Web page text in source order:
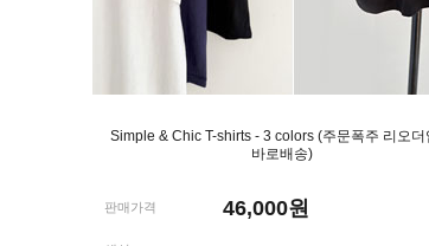
Simple & Chic T-shirts - 3 colors (주문폭주 리오더
바로배송)
판매가격 46,000원